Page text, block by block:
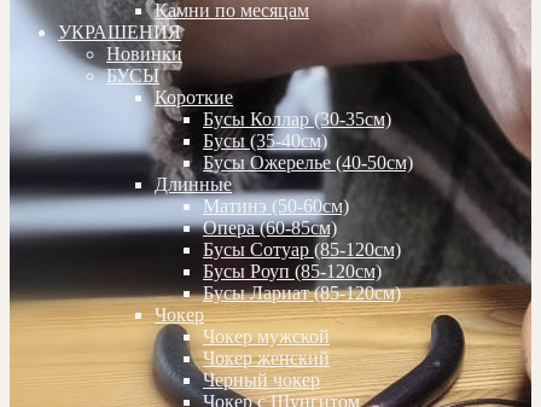
Камни по месяцам
УКРАШЕНИЯ
Новинки
БУСЫ
Короткие
Бусы Коллар (30-35см)
Бусы (35-40см)
Бусы Ожерелье (40-50см)
Длинные
Матинэ (50-60см)
Опера (60-85см)
Бусы Сотуар (85-120см)
Бусы Роуп (85-120см)
Бусы Лариат (85-120см)
Чокер
Чокер мужской
Чокер женский
Черный чокер
Чокер с Шунгитом